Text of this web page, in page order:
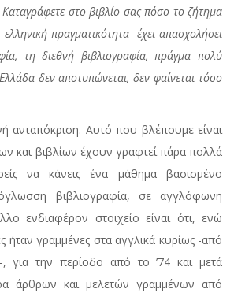
στο βιβλίο σας πόσο το ζήτημα
πραγματικότητα- έχει απασχολήσει
τη διεθνή βιβλιογραφία, πράγμα πολύ
δεν αποτυπώνεται, δεν φαίνεται τόσο
ανταπόκριση. Αυτό που βλέπουμε είναι
και βιβλίων έχουν γραφτεί πάρα πολλά
να κάνεις ένα μάθημα βασισμένο
βιβλιογραφία, σε αγγλόφωνη
ενδιαφέρον στοιχείο είναι ότι, ενώ
ήταν γραμμένες στα αγγλικά κυρίως -από
, για την περίοδο από το ’74 και μετά
άρθρων και μελετών γραμμένων από